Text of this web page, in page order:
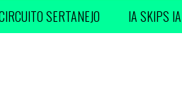
SERTANEJO IA SKIPS IA